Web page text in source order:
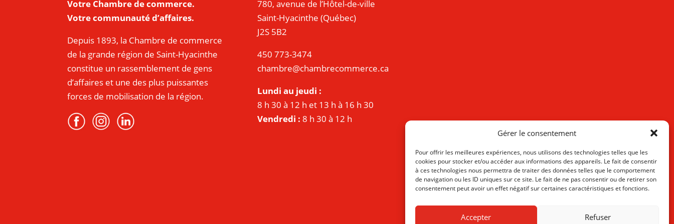
Gérer le consentement
Pour offrir les meilleures expériences, nous utilisons des technologies telles que les
cookies pour stocker et/ou accéder aux informations des appareils. Le fait de consentir
à ces technologies nous permettra de traiter des données telles que le comportement
de navigation ou les ID uniques sur ce site. Le fait de ne pas consentir ou de retirer son
consentement peut avoir un effet négatif sur certaines caractéristiques et fonctions.
Accepter Refuser
Votre Chambre de commerce.
Votre communauté d’affaires.
Depuis 1893, la Chambre de commerce
de la grande région de Saint-Hyacinthe
constitue un rassemblement de gens
d’affaires et une des plus puissantes
forces de mobilisation de la région.
780, avenue de l’Hôtel-de-ville
Saint-Hyacinthe (Québec)
J2S 5B2
450 773-3474
chambre@chambrecommerce.ca
Lundi au jeudi :
8 h 30 à 12 h et 13 h à 16 h 30
Vendredi : 8 h 30 à 12 h